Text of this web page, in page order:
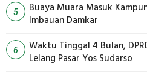
5
Buaya Muara Masuk
Imbauan Damkar
6
Waktu Tinggal 4 Bulan,
Lelang Pasar Yos Sudarso